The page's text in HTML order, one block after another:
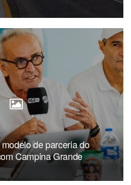
de parceria do
Campina Grande